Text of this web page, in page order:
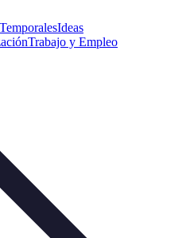
Ideas
Trabajo y Empleo